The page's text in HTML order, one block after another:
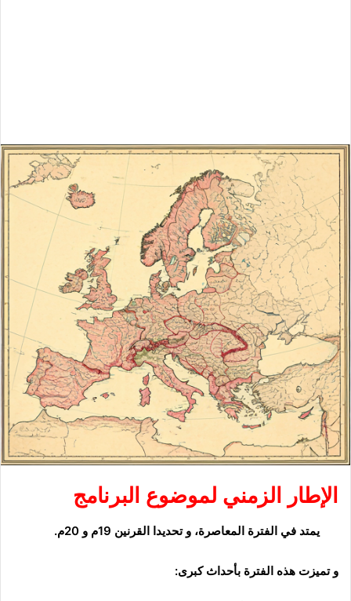
الإطار الزمني لموضوع البرنامج
يمتد في الفترة المعاصرة، و تحديدا القرنين 19م و 20م.
و تميزت هذه الفترة بأحداث كبرى: